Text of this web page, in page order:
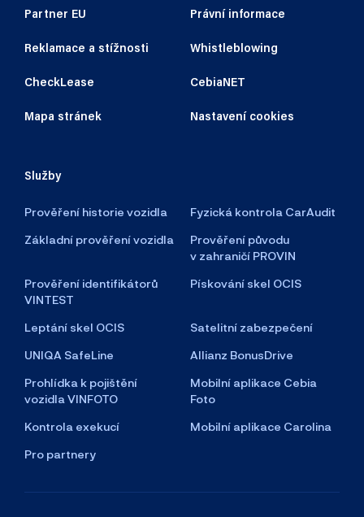
Partner EU Právní informace
Reklamace a stížnosti Whistleblowing
CheckLease CebiaNET
Mapa stránek Nastavení cookies
Služby
Prověření historie vozidla
Fyzická kontrola CarAudit
Základní prověření vozidla
Prověření původu
v zahraničí PROVIN
Prověření identifikátorů
VINTEST
Pískování skel OCIS
Leptání skel OCIS
Satelitní zabezpečení
UNIQA SafeLine
Allianz BonusDrive
Prohlídka k pojištění
vozidla VINFOTO
Mobilní aplikace Cebia
Foto
Kontrola exekucí
Mobilní aplikace Carolina
Pro partnery